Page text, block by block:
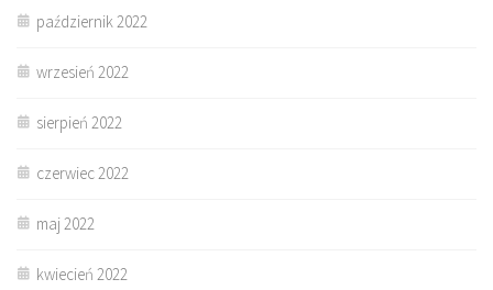
październik 2022
wrzesień 2022
sierpień 2022
czerwiec 2022
maj 2022
kwiecień 2022